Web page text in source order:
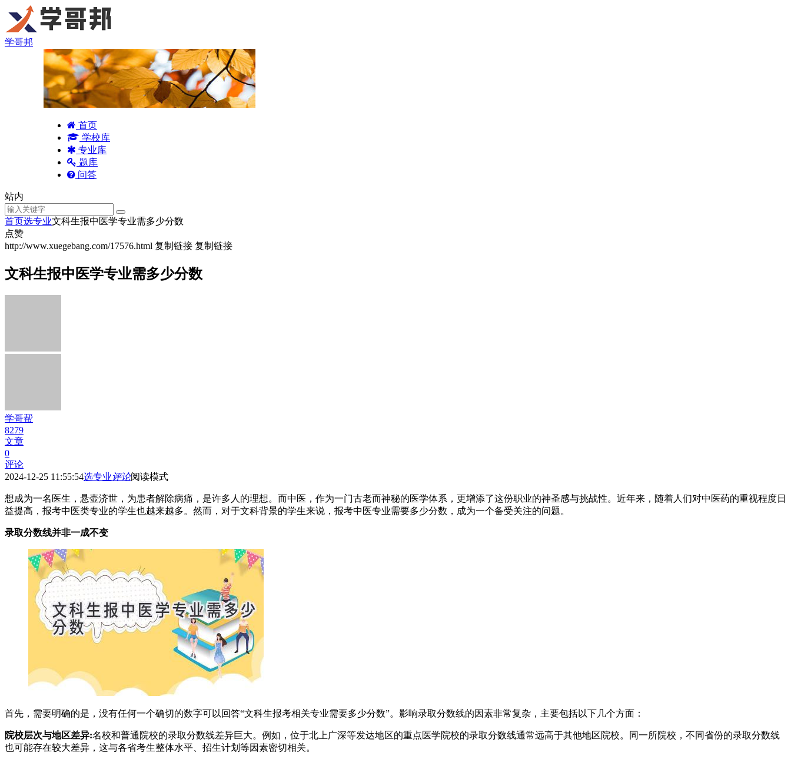
学哥邦
首页
学校库
专业库
题库
问答
站内
首页选专业文科生报中医学专业需多少分数
点赞
http://www.xuegebang.com/17576.html 复制链接 复制链接
文科生报中医学专业需多少分数
学哥帮
8279
文章
0
评论
2024-12-25 11:55:54选专业评论阅读模式
想成为一名医生，悬壶济世，为患者解除病痛，是许多人的理想。而中医，作为一门古老而神秘的医学体系，更增添了这份职业的神圣感与挑战性。近年来，随着人们对中医药的重视程度日
益提高，报考中医类专业的学生也越来越多。然而，对于文科背景的学生来说，报考中医专业需要多少分数，成为一个备受关注的问题。
录取分数线并非一成不变
首先，需要明确的是，没有任何一个确切的数字可以回答“文科生报考相关专业需要多少分数”。影响录取分数线的因素非常复杂，主要包括以下几个方面：
院校层次与地区差异:名校和普通院校的录取分数线差异巨大。例如，位于北上广深等发达地区的重点医学院校的录取分数线通常远高于其他地区院校。同一所院校，不同省份的录取分数线
也可能存在较大差异，这与各省考生整体水平、招生计划等因素密切相关。